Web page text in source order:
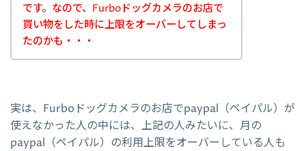
です。なので、Furboドッグカメラのお店で
買い物をした時に上限をオーバーしてしまっ
たのかも・・・
実は、Furboドッグカメラのお店でpaypal（ペイパル）が
使えなかった人の中には、上記の人みたいに、月の
paypal（ペイパル）の利用上限をオーバーしている人も